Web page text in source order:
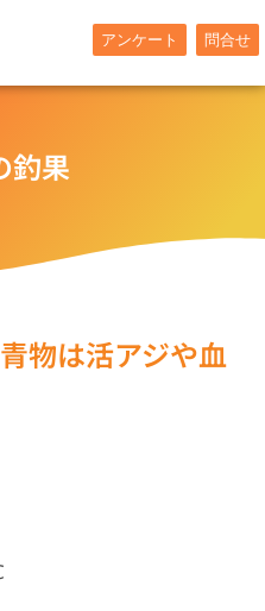
アンケート 問合せ
釣果
物は活アジや血